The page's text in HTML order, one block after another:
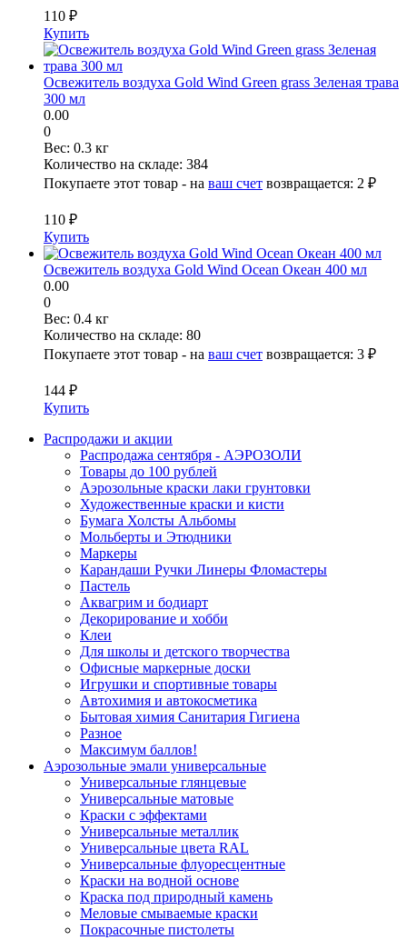
110 ₽
Купить
Освежитель воздуха Gold Wind Green grass Зеленая трава
300 мл
0.00
0
Вес: 0.3 кг
Количество на складе: 384
Покупаете этот товар - на ваш счет возвращается: 2 ₽
110 ₽
Купить
Освежитель воздуха Gold Wind Ocean Океан 400 мл
0.00
0
Вес: 0.4 кг
Количество на складе: 80
Покупаете этот товар - на ваш счет возвращается: 3 ₽
144 ₽
Купить
Распродажи и акции
Распродажа сентября - АЭРОЗОЛИ
Товары до 100 рублей
Аэрозольные краски лаки грунтовки
Художественные краски и кисти
Бумага Холсты Альбомы
Мольберты и Этюдники
Маркеры
Карандаши Ручки Линеры Фломастеры
Пастель
Аквагрим и бодиарт
Декорирование и хобби
Клеи
Для школы и детского творчества
Офисные маркерные доски
Игрушки и спортивные товары
Автохимия и автокосметика
Бытовая химия Санитария Гигиена
Разное
Максимум баллов!
Аэрозольные эмали универсальные
Универсальные глянцевые
Универсальные матовые
Краски с эффектами
Универсальные металлик
Универсальные цвета RAL
Универсальные флуоресцентные
Краски на водной основе
Краска под природный камень
Меловые смываемые краски
Покрасочные пистолеты